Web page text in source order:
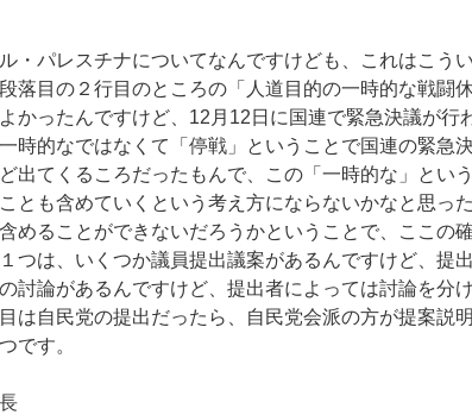
・パレスチナについてなんですけども、これはこう
落目の２行目のところの「人道目的の一時的な戦闘
かったんですけど、12月12日に国連で緊急決議が
時的なではなくて「停戦」ということで国連の緊急
出てくるころだったもんで、この「一時的な」とい
とも含めていくという考え方にならないかなと思っ
めることができないだろうかということで、ここの
つは、いくつか議員提出議案があるんですけど、提
討論があるんですけど、提出者によっては討論を分
は自民党の提出だったら、自民党会派の方が提案説
です。